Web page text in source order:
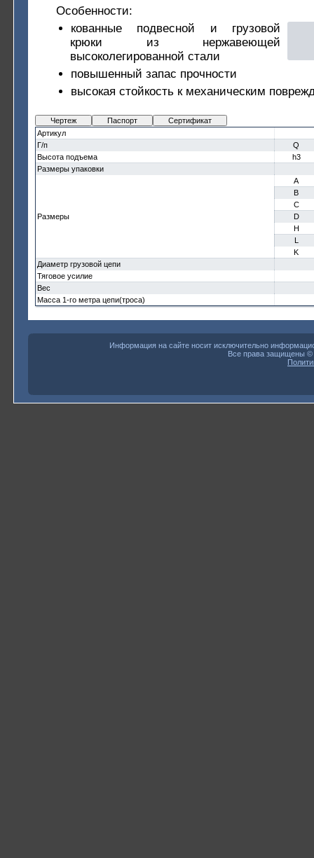
Особенности:
кованные подвесной и грузовой
крюки из нержавеющей
высоколегированной стали
повышенный запас прочности
высокая стойкость к механическим
Чертеж Паспорт
Сертификат
Артикул
Г/п
Q
Высота подъема
h3
Размеры упаковки
Размеры
A
B
C
D
H
L
K
Диаметр грузовой цепи
Тяговое усилие
Вес
Масса 1-го метра цепи(троса)
Информация на сайте носит исключительно
Все права защищены ©